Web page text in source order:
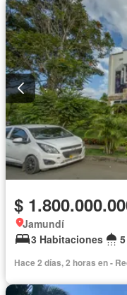
$
Jamundí
3 Habitaciones
Hace 2 días, 2 horas en -